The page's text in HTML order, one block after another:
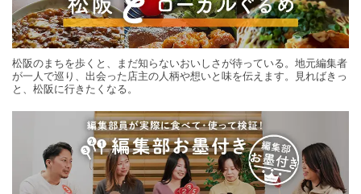
松阪のまちを歩くと、まだ知らないおいしさが待っている。地元編集者
が一人で巡り、出会った店主の人柄や想いと味を伝えます。見ればきっ
と、松阪に行きたくなる。